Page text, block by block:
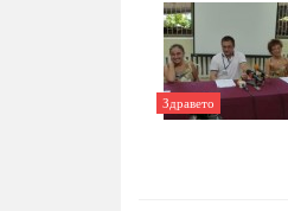
Здравето